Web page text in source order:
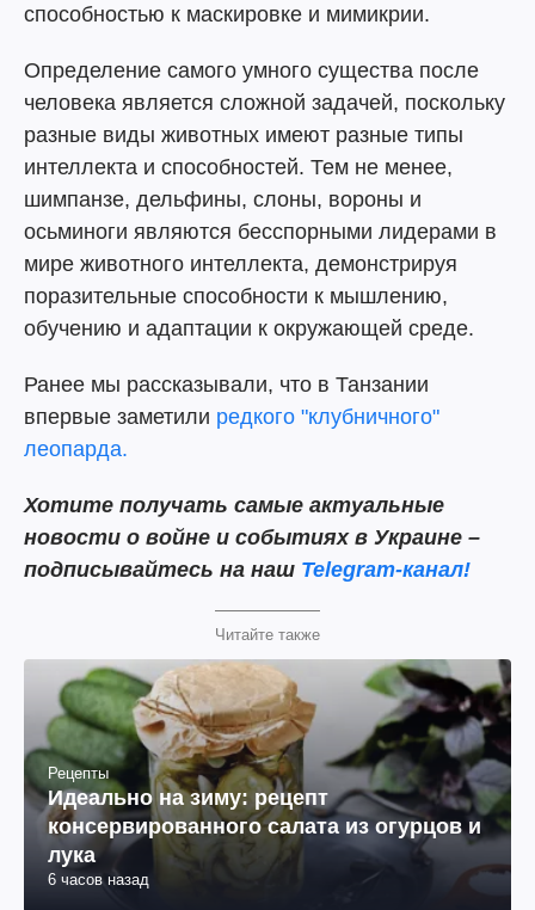
способностью к маскировке и мимикрии.
Определение самого умного существа после
человека является сложной задачей, поскольку
разные виды животных имеют разные типы
интеллекта и способностей. Тем не менее,
шимпанзе, дельфины, слоны, вороны и
осьминоги являются бесспорными лидерами в
мире животного интеллекта, демонстрируя
поразительные способности к мышлению,
обучению и адаптации к окружающей среде.
Ранее мы рассказывали, что в Танзании
впервые заметили редкого "клубничного"
леопарда.
Хотите получать самые актуальные
новости о войне и событиях в Украине –
подписывайтесь на наш Telegram-канал!
Читайте также
Рецепты
Идеально на зиму: рецепт
консервированного салата из огурцов и
лука
6 часов назад